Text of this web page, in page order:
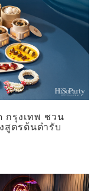
กรุงเทพ ชวน
สูตรต้นตำรับ